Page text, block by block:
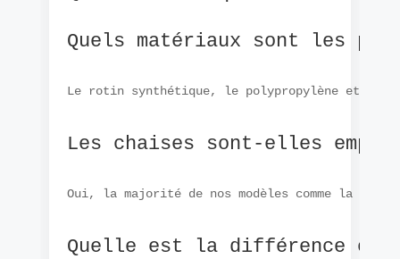
Quels matériaux sont les
Le rotin synthétique, le polypropylène et le
Les chaises sont-elles
Oui, la majorité de nos modèles comme la
Quelle est la différence